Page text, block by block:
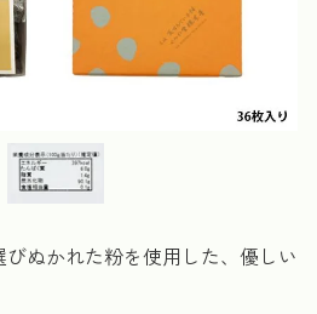
ぬかれた粉を使用した、優しい